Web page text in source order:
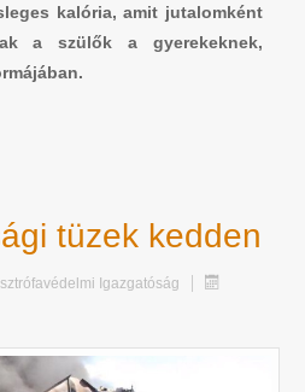
kalória, amit jutalomként
a szülők a gyerekeknek,
tüzek kedden
Igazgatóság